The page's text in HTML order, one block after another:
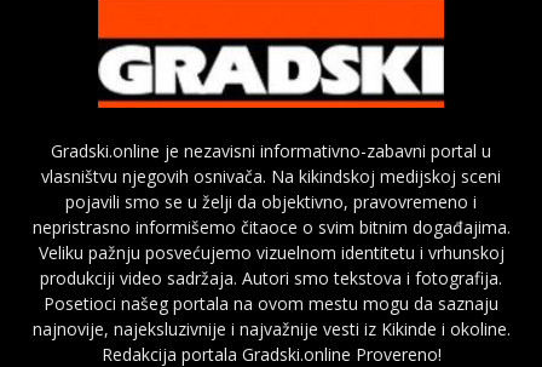
Gradski.online je nezavisni informativno-zabavni portal u
vlasništvu njegovih osnivača. Na kikindskoj medijskoj sceni
pojavili smo se u želji da objektivno, pravovremeno i
nepristrasno informišemo čitaoce o svim bitnim događajima.
Veliku pažnju posvećujemo vizuelnom identitetu i vrhunskoj
produkciji video sadržaja. Autori smo tekstova i fotografija.
Posetioci našeg portala na ovom mestu mogu da saznaju
najnovije, najeksluzivnije i najvažnije vesti iz Kikinde i okoline.
Redakcija portala Gradski.online Provereno!